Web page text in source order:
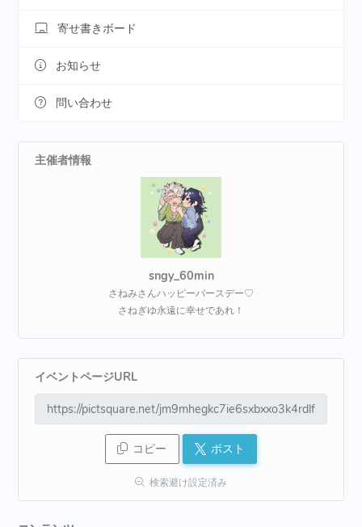
寄せ書きボード
お知らせ
問い合わせ
主催者情報
sngy_60min
さねみさんハッピーバースデー♡
さねぎゆ永遠に幸せであれ！
イベントページURL
コピー ポスト
検索避け設定済み